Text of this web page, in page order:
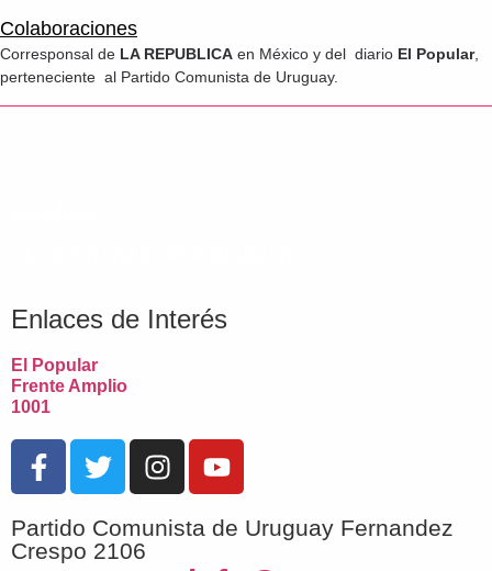
Colaboraciones
Corresponsal de LA REPUBLICA en México y del diario El Popular,
perteneciente al Partido Comunista de Uruguay.
Enlaces de Interés
El Popular
Frente Amplio
1001
Partido Comunista de Uruguay Fernandez
Crespo 2106